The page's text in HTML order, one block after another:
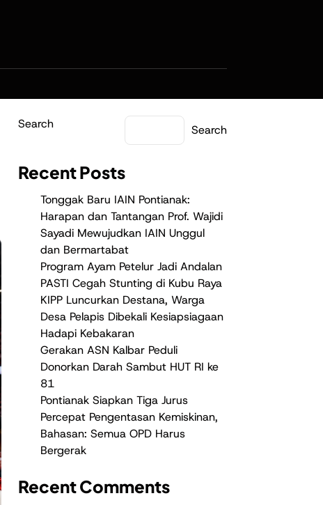
Search Search
Recent Posts
Tonggak Baru IAIN Pontianak:
Harapan dan Tantangan Prof. Wajidi
Sayadi Mewujudkan IAIN Unggul
dan Bermartabat
Program Ayam Petelur Jadi Andalan
PASTI Cegah Stunting di Kubu Raya
KIPP Luncurkan Destana, Warga
Desa Pelapis Dibekali Kesiapsiagaan
Hadapi Kebakaran
Gerakan ASN Kalbar Peduli
Donorkan Darah Sambut HUT RI ke
81
Pontianak Siapkan Tiga Jurus
Percepat Pengentasan Kemiskinan,
Bahasan: Semua OPD Harus
Bergerak
Recent Comments